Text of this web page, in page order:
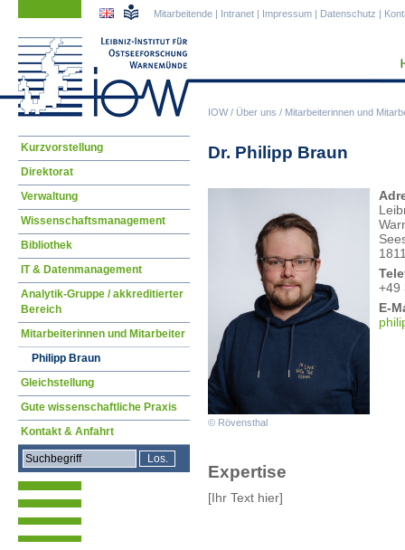
IOW/ Über uns / Mitarbeiterinnen und
Mitarbeitende | Intranet | Impressum | Datenschutz |
Dr. Philipp Braun
© Rövensthal
+49
E-
phil
Expertise
[Ihr Text hier]
Navigation
Kurzvorstellung
Direktorat
Verwaltung
Wissenschaftsmanagement
Bibliothek
IT & Datenmanagement
Analytik-Gruppe / akkreditierter
Bereich
Mitarbeiterinnen und Mitarbeiter
Philipp Braun
Gleichstellung
Gute wissenschaftliche Praxis
Kontakt & Anfahrt